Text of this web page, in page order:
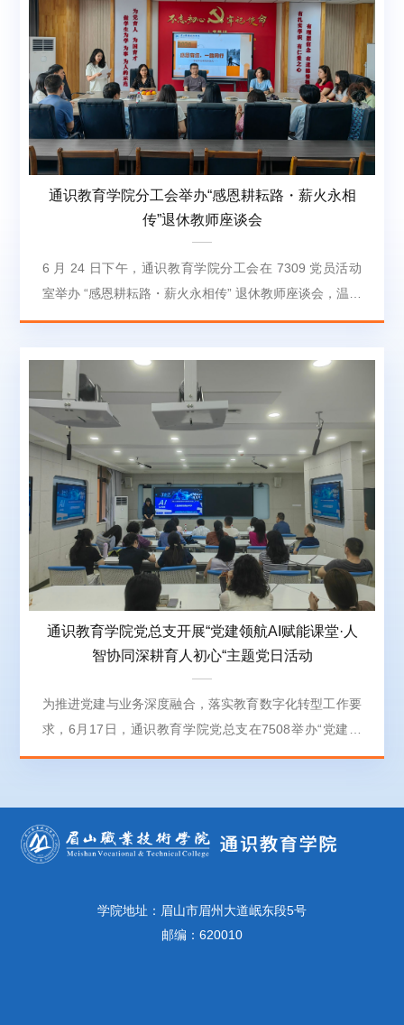
育人立场、深耕课堂主业，校准思想偏差、破除作风顽
疾”...
通识教育学院分工会举办“感恩耕耘路・薪火永相
传”退休教师座谈会
6 月 24 日下午，通识教育学院分工会在 7309 党员活动
室举办 “感恩耕耘路・薪火永相传” 退休教师座谈会，温情
送别李建华老师光荣退休。座谈会由计算机教研室钟洁老
忆从教岁月，共叙同事情谊。座谈会上，学院领导代表全
院教职工向李建华老师致以诚挚祝贺与崇高敬意。领导回
顾了李建华老师多年扎根教育教学一线的耕耘历程，充分
肯定其在课堂教学、教研教改、青年教师传帮带等方面作
出的突出贡献。...
通识教育学院党总支开展“党建领航AI赋能课堂·人
智协同深耕育人初心“主题党日活动
为推进党建与业务深度融合，落实教育数字化转型工作要
求，6月17日，通识教育学院党总支在7508举办“党建领
航AI赋能课堂·人智协同深耕育人初心”主题党日活动，通
领、以赛促教、人智协同核心主线，深刻领会“技术服务
育人、数字赋能课堂”工作导向。主讲教师张敏结合自身
一线教学实践，围绕AI赋能通识课程作专题分享，打通党
敏从政策导向、...学院地址：眉山市眉州大道岷东段5号
邮编：620010